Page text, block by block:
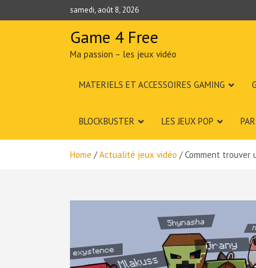
to
samedi, août 8, 2026
Game 4 Free
Ma passion – les jeux vidéo
MATERIELS ET ACCESSOIRES GAMING
BLOCKBUSTER LES JEUX POP
Home Actualité jeux vidéo Comment trouver